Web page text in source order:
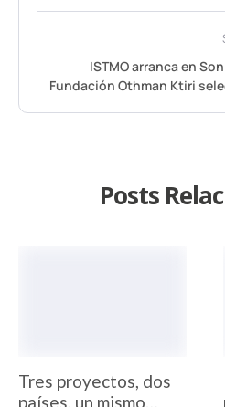
ISTMO arranca en
Fundación Othman Ktiri
Posts
Tres proyectos, dos
países, un mismo